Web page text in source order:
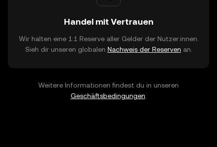
Handel mit Vertrauen
Wir halten eine 1:1 Reserve aller Gelder der Nutzer:innen.
Sieh dir unseren globalen Nachweis der Reserven an.
Weitere Informationen findest du in unseren
Geschäftsbedingungen